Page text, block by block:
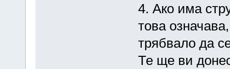
4. Ако има
това
трябвало да
Те ще ви